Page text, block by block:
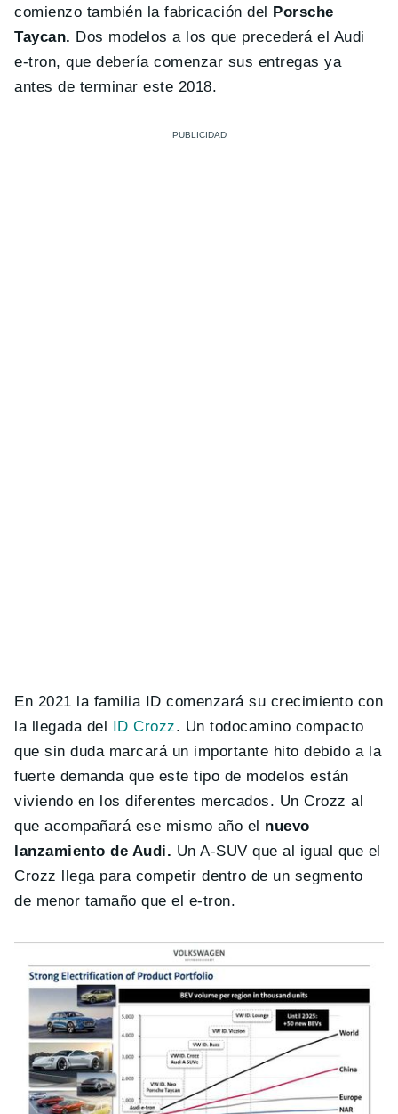
comienzo también la fabricación del Porsche
Taycan. Dos modelos a los que precederá el Audi
e-tron, que debería comenzar sus entregas ya
antes de terminar este 2018.
En 2021 la familia ID comenzará su crecimiento con
la llegada del ID Crozz. Un todocamino compacto
que sin duda marcará un importante hito debido a la
fuerte demanda que este tipo de modelos están
viviendo en los diferentes mercados. Un Crozz al
que acompañará ese mismo año el nuevo
lanzamiento de Audi. Un A-SUV que al igual que el
Crozz llega para competir dentro de un segmento
de menor tamaño que el e-tron.